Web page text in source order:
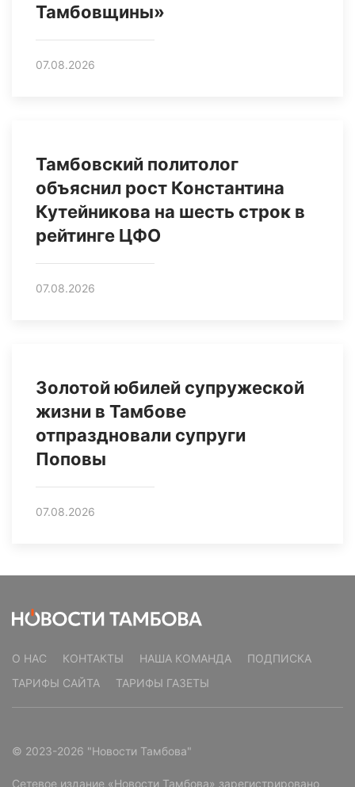
Тамбовщины»
07.08.2026
Тамбовский политолог
объяснил рост Константина
Кутейникова на шесть строк в
рейтинге ЦФО
07.08.2026
Золотой юбилей супружеской
жизни в Тамбове
отпраздновали супруги
Поповы
07.08.2026
О НАС КОНТАКТЫ НАША КОМАНДА
ПОДПИСКА
ТАРИФЫ САЙТА
ТАРИФЫ ГАЗЕТЫ
© 2023-2026 "Новости Тамбова"
Сетевое издание «Новости Тамбова» зарегистрировано